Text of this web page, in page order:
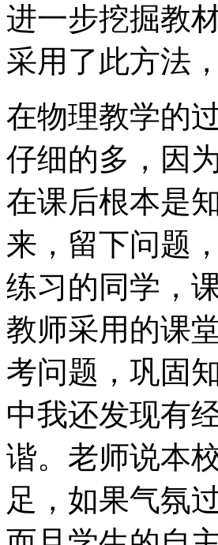
进一步挖掘教
采用了此方法
在物理教学的
仔细的多，因
在课后根本是
来，留下问题
练习的同学，
教师采用的课
考问题，巩固
中我还发现有
谐。老师说本
足，如果气氛